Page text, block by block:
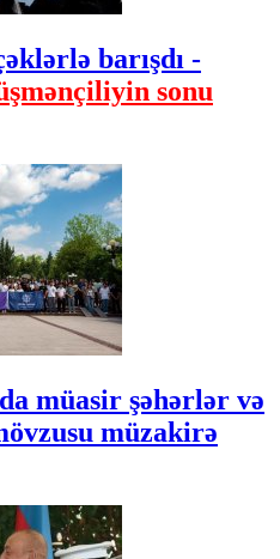
barışdı -
sonu
müasir şəhərlər və
müzakirə